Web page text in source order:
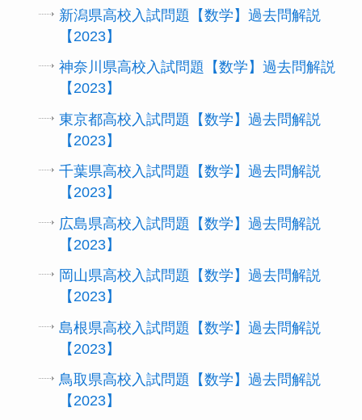
新潟県高校入試問題【数学】過去問解説
【2023】
神奈川県高校入試問題【数学】過去問解説
【2023】
東京都高校入試問題【数学】過去問解説
【2023】
千葉県高校入試問題【数学】過去問解説
【2023】
広島県高校入試問題【数学】過去問解説
【2023】
岡山県高校入試問題【数学】過去問解説
【2023】
島根県高校入試問題【数学】過去問解説
【2023】
鳥取県高校入試問題【数学】過去問解説
【2023】